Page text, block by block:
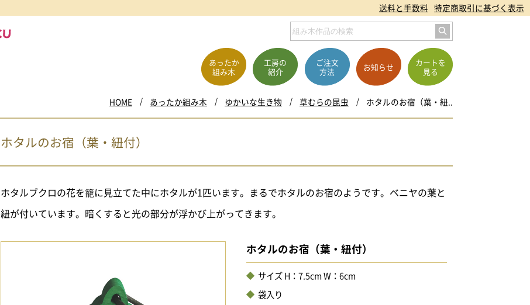
送料と手数料 特定商取引に基づく表示
あったか
組み木
工房の
紹介
ご注文
方法
お知らせ
カートを
見る
HOME あったか組み木 ゆかいな生き物 草むらの昆虫 ホタルのお宿（葉・紐..
ホタルのお宿（葉・紐付）
ホタルブクロの花を籠に見立てた中にホタルが1匹います。まるでホタルのお宿のようです。ベニヤの葉と
紐が付いています。暗くすると光の部分が浮かび上がってきます。
ホタルのお宿（葉・紐付）
サイズ H：7.5cm W：6cm
袋入り